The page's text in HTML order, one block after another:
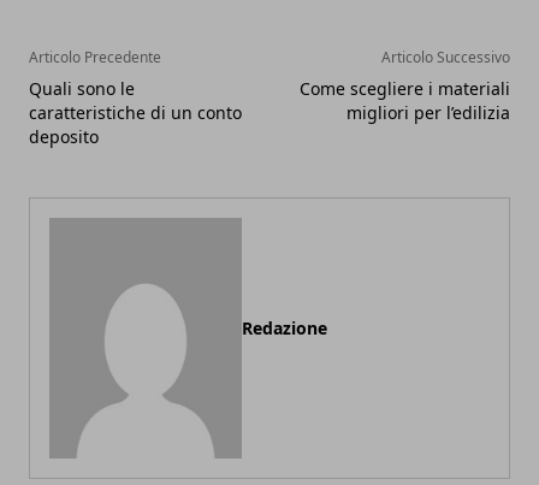
Articolo Precedente
Quali sono le
caratteristiche di un conto
deposito
Articolo Successivo
Come scegliere i materiali
migliori per l’edilizia
Redazione